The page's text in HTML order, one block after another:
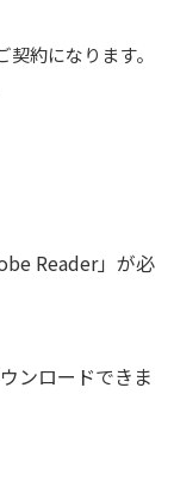
契約になります。
Reader」が必
ンロードできま